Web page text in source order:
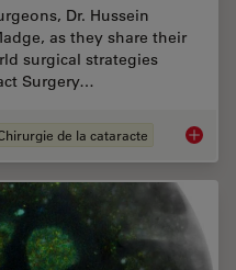
Dr. Hussein
as they share their
surgical strategies
Surgery…
de la cataracte Expert